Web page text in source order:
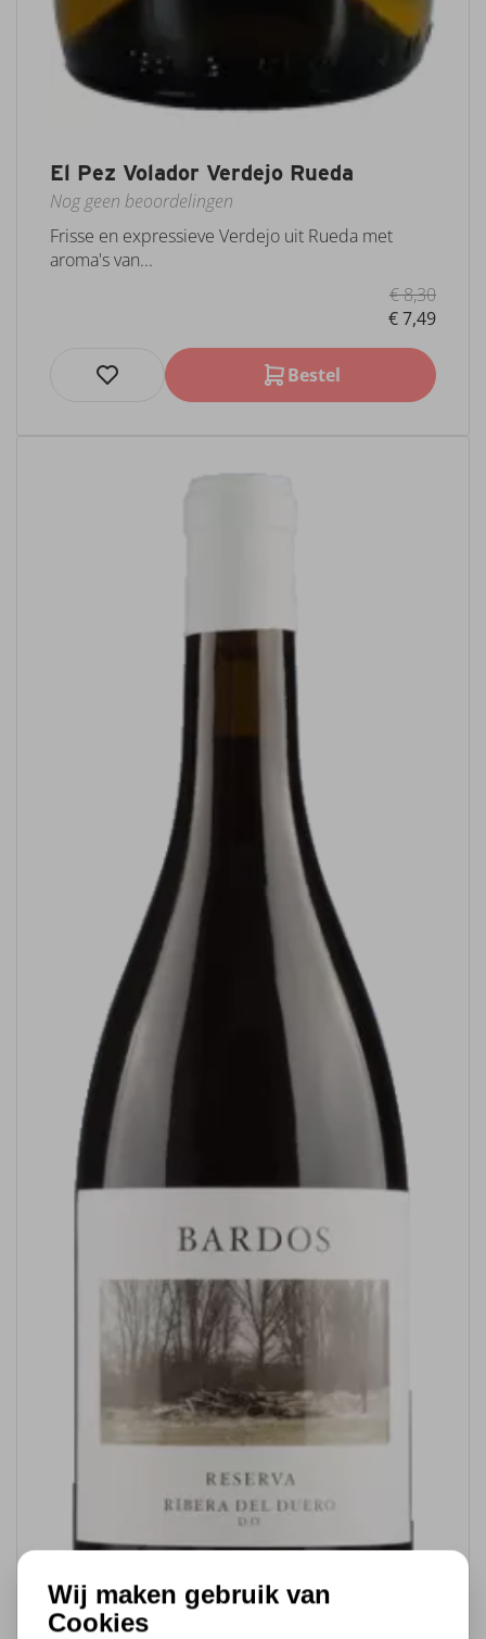
El Pez Volador Verdejo Rueda
Nog geen beoordelingen
Frisse en expressieve Verdejo uit Rueda met
aroma's van...
€ 8,30
€ 7,49
Bestel
Wij maken gebruik van
Cookies